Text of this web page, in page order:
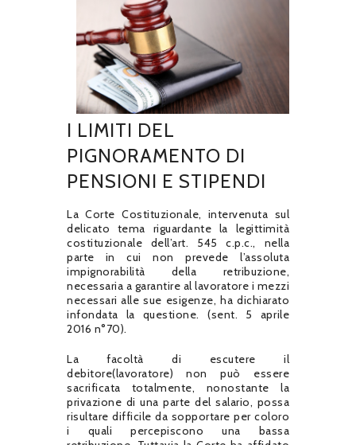
I LIMITI DEL
PIGNORAMENTO DI
PENSIONI E STIPENDI
La Corte Costituzionale, intervenuta sul
delicato tema riguardante la legittimità
costituzionale dell’art. 545 c.p.c., nella
parte in cui non prevede l’assoluta
impignorabilità della retribuzione,
necessaria a garantire al lavoratore i mezzi
necessari alle sue esigenze, ha dichiarato
infondata la questione. (sent. 5 aprile
2016 n°70).
La facoltà di escutere il
debitore(lavoratore) non può essere
sacrificata totalmente, nonostante la
privazione di una parte del salario, possa
risultare difficile da sopportare per coloro
i quali percepiscono una bassa